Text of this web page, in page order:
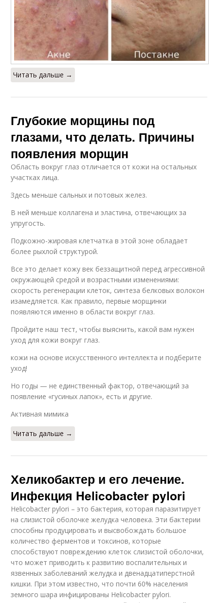
Читать дальше →
Глубокие морщины под
глазами, что делать. Причины
появления морщин
Область вокруг глаз отличается от кожи на остальных
участках лица.
Здесь меньше сальных и потовых желез.
В ней меньше коллагена и эластина, отвечающих за
упругость.
Подкожно-жировая клетчатка в этой зоне обладает
более рыхлой структурой.
Все это делает кожу век беззащитной перед агрессивной
окружающей средой и возрастными изменениями:
скорость регенерации клеток, синтеза белковых волокон
изамедляется. Как правило, первые морщинки
появляются именно в области вокруг глаз.
Пройдите наш тест, чтобы выяснить, какой вам нужен
уход для кожи вокруг глаз.
кожи на основе искусственного интеллекта и подберите
уход!
Но годы — не единственный фактор, отвечающий за
появление «гусиных лапок», есть и другие.
Активная мимика
Читать дальше →
Хеликобактер и его лечение.
Инфекция Helicobacter pylori
Helicobacter pylori – это бактерия, которая паразитирует
на слизистой оболочке желудка человека. Эти бактерии
способны продуцировать и высвобождать большое
количество ферментов и токсинов, которые
способствуют повреждению клеток слизистой оболочки,
что может приводить к развитию воспалительных и
язвенных заболеваний желудка и двенадцатиперстной
кишки. При этом известно, что почти 60% населения
земного шара инфицированы Helicobacter pylori.